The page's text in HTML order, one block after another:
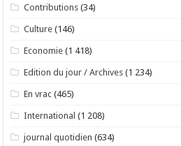
Contributions (34)
Culture (146)
Economie (1 418)
Edition du jour / Archives (1 234)
En vrac (465)
International (1 208)
journal quotidien (634)